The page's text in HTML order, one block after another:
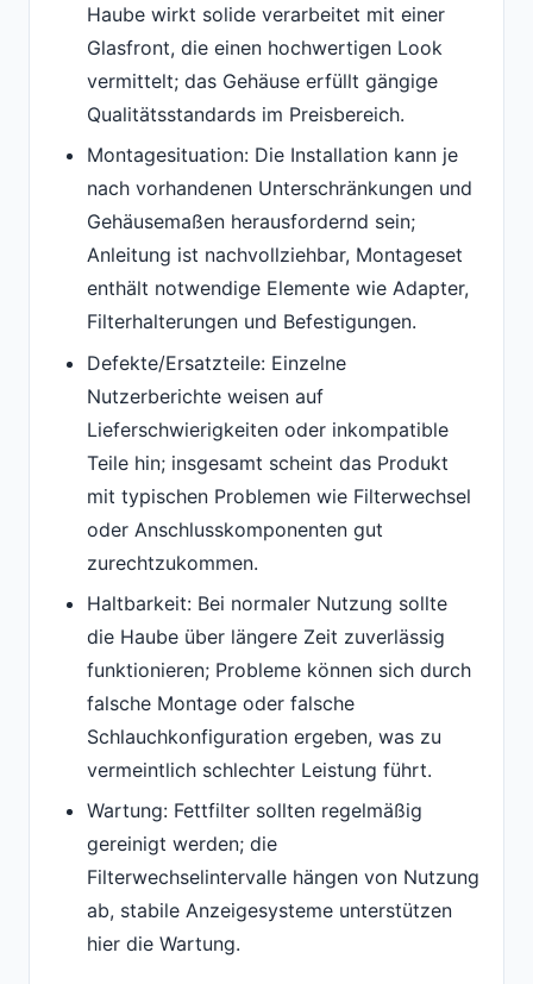
Haube wirkt solide verarbeitet mit einer
Glasfront, die einen hochwertigen Look
vermittelt; das Gehäuse erfüllt gängige
Qualitätsstandards im Preisbereich.
Montagesituation: Die Installation kann je
nach vorhandenen Unterschränkungen und
Gehäusemaßen herausfordernd sein;
Anleitung ist nachvollziehbar, Montageset
enthält notwendige Elemente wie Adapter,
Filterhalterungen und Befestigungen.
Defekte/Ersatzteile: Einzelne
Nutzerberichte weisen auf
Lieferschwierigkeiten oder inkompatible
Teile hin; insgesamt scheint das Produkt
mit typischen Problemen wie Filterwechsel
oder Anschlusskomponenten gut
zurechtzukommen.
Haltbarkeit: Bei normaler Nutzung sollte
die Haube über längere Zeit zuverlässig
funktionieren; Probleme können sich durch
falsche Montage oder falsche
Schlauchkonfiguration ergeben, was zu
vermeintlich schlechter Leistung führt.
Wartung: Fettfilter sollten regelmäßig
gereinigt werden; die
Filterwechselintervalle hängen von Nutzung
ab, stabile Anzeigesysteme unterstützen
hier die Wartung.